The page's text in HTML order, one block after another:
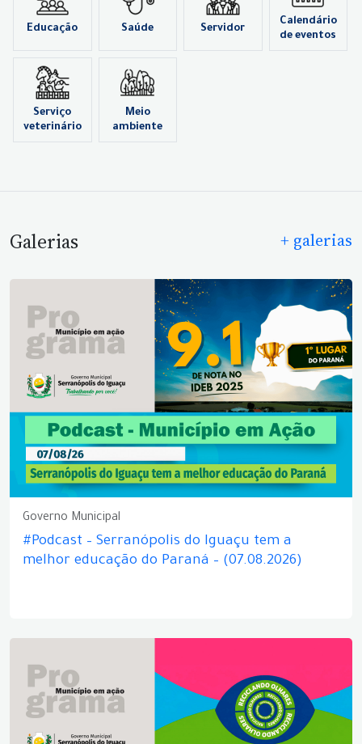
Educação Saúde Servidor
Calendário
de eventos
Serviço
veterinário
Meio
ambiente
Galerias + galerias
Governo Municipal
#Podcast – Serranópolis do Iguaçu tem a
melhor educação do Paraná – (07.08.2026)